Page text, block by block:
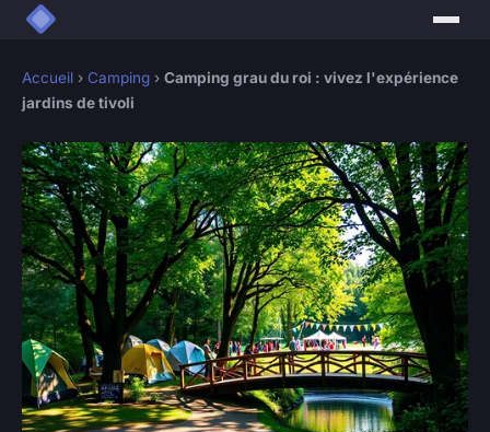
Accueil › Camping › Camping grau du roi : vivez l'expérience
jardins de tivoli